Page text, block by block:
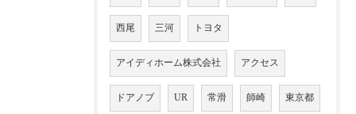
西尾 三河 トヨタ
アイディホーム株式会社 アクセス
ドアノブ UR 常滑 師崎 東京都